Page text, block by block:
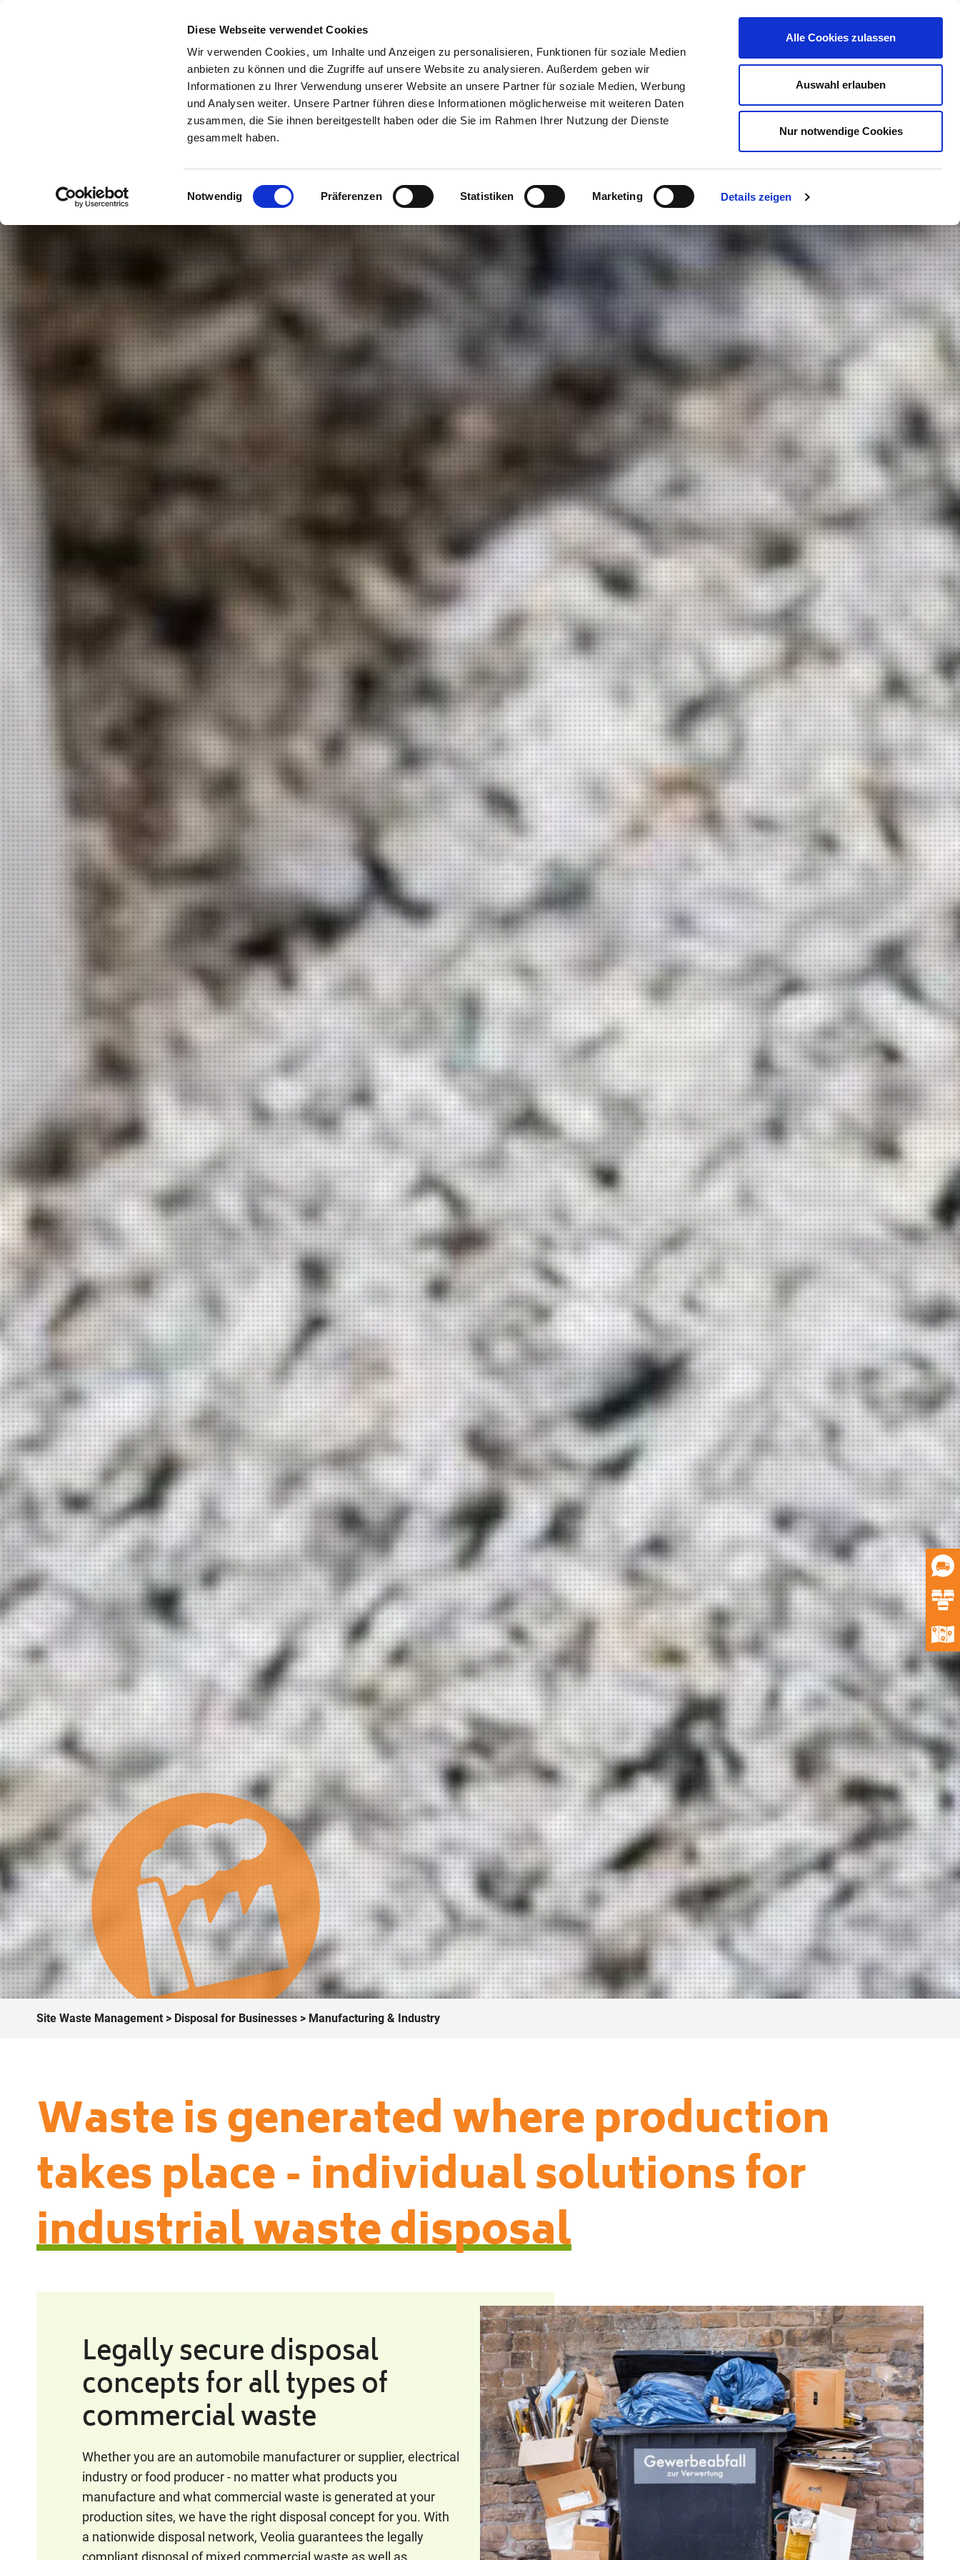
Diese Webseite verwendet Cookies
Wir verwenden Cookies, um Inhalte und Anzeigen zu personalisieren, Funktionen für soziale Medien
anbieten zu können und die Zugriffe auf unsere Website zu analysieren. Außerdem geben wir
Informationen zu Ihrer Verwendung unserer Website an unsere Partner für soziale Medien, Werbung
und Analysen weiter. Unsere Partner führen diese Informationen möglicherweise mit weiteren Daten
zusammen, die Sie ihnen bereitgestellt haben oder die Sie im Rahmen Ihrer Nutzung der Dienste
gesammelt haben.
Einwilligungsauswahl
Notwendig Präferenzen Statistiken Marketing Details zeigen
Alle Cookies zulassen
Auswahl erlauben
Nur notwendige Cookies
Packaging & Recycling Site Waste Management Service & Advice About Contact
Site Waste Management > Disposal for Businesses > Manufacturing & Industry
Waste is generated where production
takes place - individual solutions for
industrial waste disposal
Legally secure disposal
concepts for all types of
commercial waste
Whether you are an automobile manufacturer or supplier, electrical
industry or food producer - no matter what products you
manufacture and what commercial waste is generated at your
production sites, we have the right disposal concept for you. With
a nationwide disposal network, Veolia guarantees the legally
compliant disposal of mixed commercial waste as well as